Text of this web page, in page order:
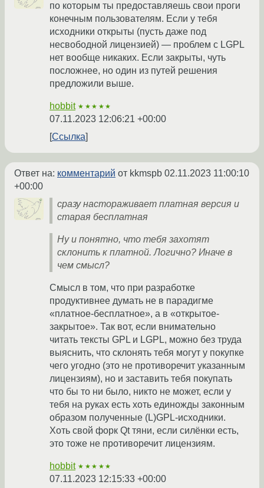
по которым ты предоставляешь свои проги
конечным пользователям. Если у тебя
исходники открыты (пусть даже под
несвободной лицензией) — проблем с LGPL
нет вообще никаких. Если закрыты, чуть
посложнее, но один из путей решения
предложили выше.
hobbit ★★★★★
07.11.2023 12:06:21 +00:00
Ссылка
Ответ на: комментарий от kkmspb 02.11.2023 11:00:10
+00:00
сразу настораживает платная версия и
старая бесплатная
Ну и понятно, что тебя захотят
склонить к платной. Логично? Иначе в
чем смысл?
Смысл в том, что при разработке
продуктивнее думать не в парадигме
«платное-бесплатное», а в «открытое-
закрытое». Так вот, если внимательно
читать тексты GPL и LGPL, можно без труда
выяснить, что склонять тебя могут у покупке
чего угодно (это не противоречит указанным
лицензиям), но и заставить тебя покупать
что бы то ни было, никто не может, если у
тебя на руках есть хоть единожды законным
образом полученные (L)GPL-исходники.
Хоть свой форк Qt тяни, если силёнки есть,
это тоже не противоречит лицензиям.
hobbit ★★★★★
07.11.2023 12:15:33 +00:00